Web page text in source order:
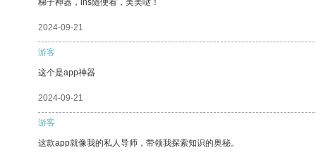
梯子神器，ins随便看，美美哒！
2024-09-21
游客
这个是app神器
2024-09-21
游客
这款app就像我的私人导师，带领我探索知识的奥秘。